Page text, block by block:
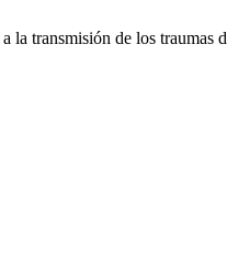
la transmisión de los traumas